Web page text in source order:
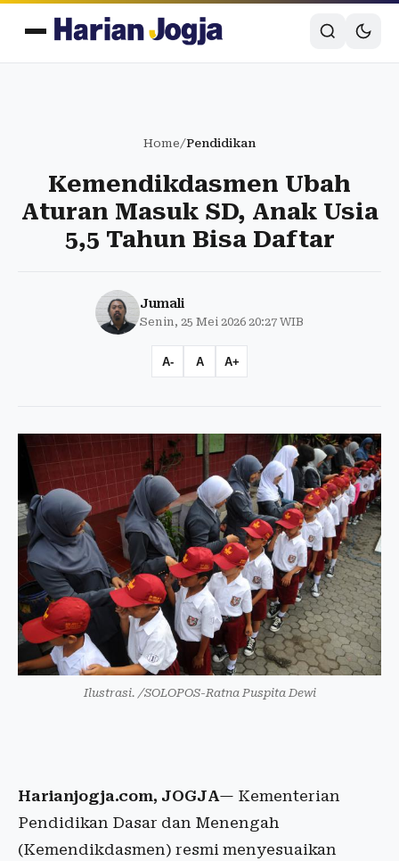
Home/Pendidikan
Kemendikdasmen Ubah
Aturan Masuk SD, Anak Usia
5,5 Tahun Bisa Daftar
Jumali
Senin, 25 Mei 2026 20:27 WIB
A- A A+
Ilustrasi. /SOLOPOS-Ratna Puspita Dewi
Harianjogja.com, JOGJA— Kementerian
Pendidikan Dasar dan Menengah
(Kemendikdasmen) resmi menyesuaikan